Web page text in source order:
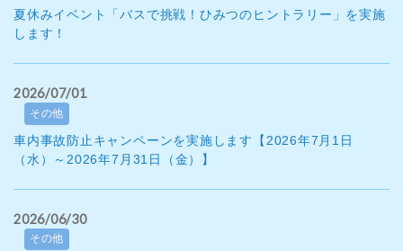
夏休みイベント「バスで挑戦！ひみつのヒントラリー」を実施
します！
2026/07/01
その他
車内事故防止キャンペーンを実施します【2026年7月1日
（水）～2026年7月31日（金）】
2026/06/30
その他